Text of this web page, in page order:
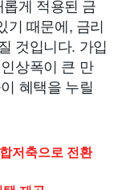
게 적용된 금
기 때문에, 금리
것입니다. 가입
상폭이 큰 만
혜택을 누릴
저축으로 전환